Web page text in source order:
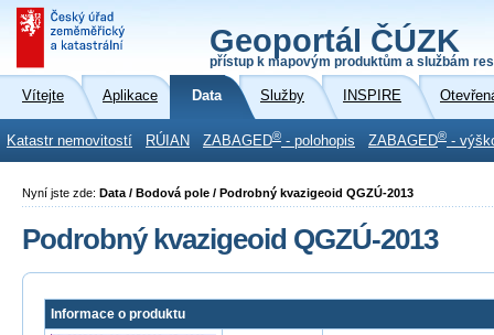
Geoportál ČÚZK
přístup k mapovým produktům a službám
Vítejte Aplikace Data Služby INSPIRE
Katastr nemovitostí RÚIAN ZABAGED® - polohopis ZABAGED® -
Nyní jste zde: Data / Bodová pole / Podrobný kvazigeoid QGZÚ-2013
Podrobný kvazigeoid QGZÚ-2013
Informace o produktu